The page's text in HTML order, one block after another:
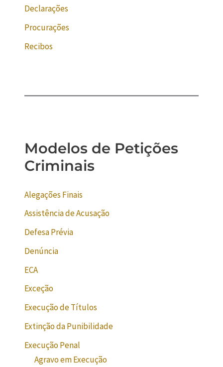
Declarações
Procurações
Recibos
Modelos de Petições
Criminais
Alegações Finais
Assistência de Acusação
Defesa Prévia
Denúncia
ECA
Exceção
Execução de Títulos
Extinção da Punibilidade
Execução Penal
Agravo em Execução